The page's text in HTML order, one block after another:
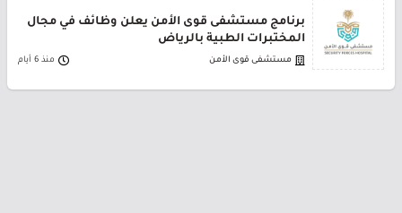
برنامج مستشفى قوى الأمن يعلن وظائف في مجال
المختبرات الطبية بالرياض
مستشفى قوى الأمن منذ 6 أيام